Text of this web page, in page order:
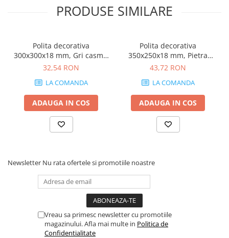
PRODUSE SIMILARE
Polita decorativa
300x300x18 mm, Gri casmir
U702 ST9, grosime 18 mm
32,54 RON
LA COMANDA
ADAUGA IN COS
Polita decorativa
350x250x18 mm, Pietra
Grigia negru F206 ST9,
43,72 RON
LA COMANDA
ADAUGA IN COS
Newsletter Nu rata ofertele si promotiile noastre
Vreau sa primesc newsletter cu promotiile
magazinului. Afla mai multe in Politica de
Confidentialitate